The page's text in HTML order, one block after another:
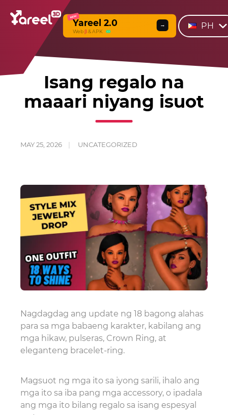
NEW
Yareel 2.0
Webβ & APK
→ PH
Isang regalo na
maaari niyang isuot
MAY 25, 2026 UNCATEGORIZED
Nagdagdag ang update ng 18 bagong alahas
para sa mga babaeng karakter, kabilang ang
mga hikaw, pulseras, Crown Ring, at
eleganteng bracelet-ring.
Magsuot ng mga ito sa iyong sarili, ihalo ang
mga ito sa iba pang mga accessory, o ipadala
ang mga ito bilang regalo sa isang espesyal